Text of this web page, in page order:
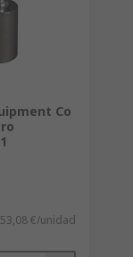
Co
53,08 €/unidad